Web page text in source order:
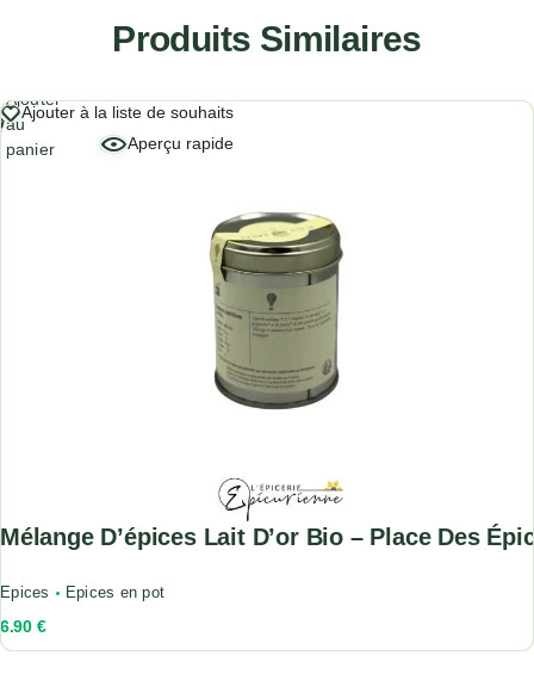
Produits Similaires
Ajouter à la liste de souhaits
Aperçu rapide
Mélange D’épices Lait D’or Bio – Place Des
Epices Epices en pot
6.90 €
Ajouter
au
panier